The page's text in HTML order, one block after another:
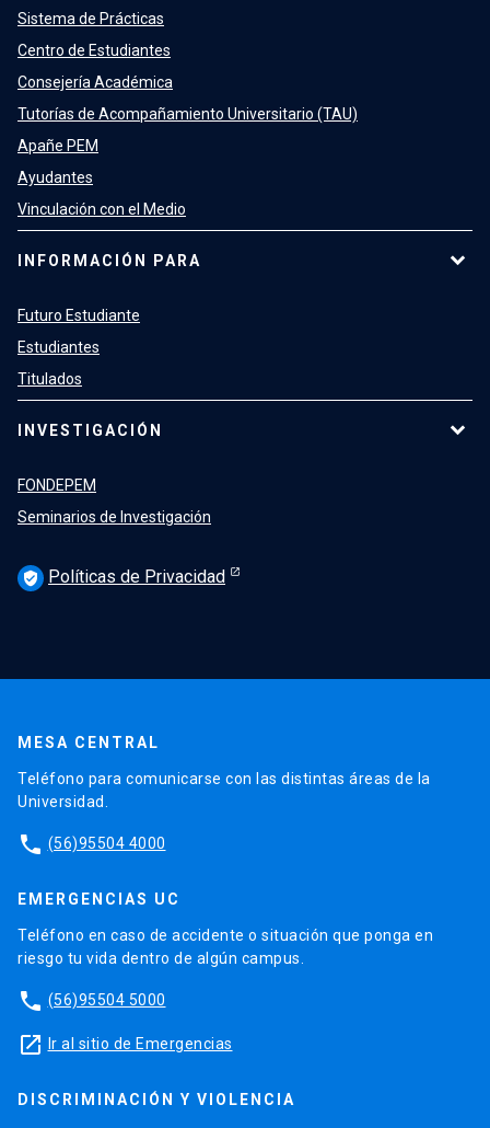
Sistema de Prácticas
Centro de Estudiantes
Consejería Académica
Tutorías de Acompañamiento Universitario (TAU)
Apañe PEM
Ayudantes
Vinculación con el Medio
INFORMACIÓN PARA
Futuro Estudiante
Estudiantes
Titulados
INVESTIGACIÓN
FONDEPEM
Seminarios de Investigación
verified_user Políticas de Privacidad
MESA CENTRAL
Teléfono para comunicarse con las distintas áreas de la
Universidad.
phone (56)95504 4000
EMERGENCIAS UC
Teléfono en caso de accidente o situación que ponga en
riesgo tu vida dentro de algún campus.
phone (56)95504 5000
launch Ir al sitio de Emergencias
DISCRIMINACIÓN Y VIOLENCIA